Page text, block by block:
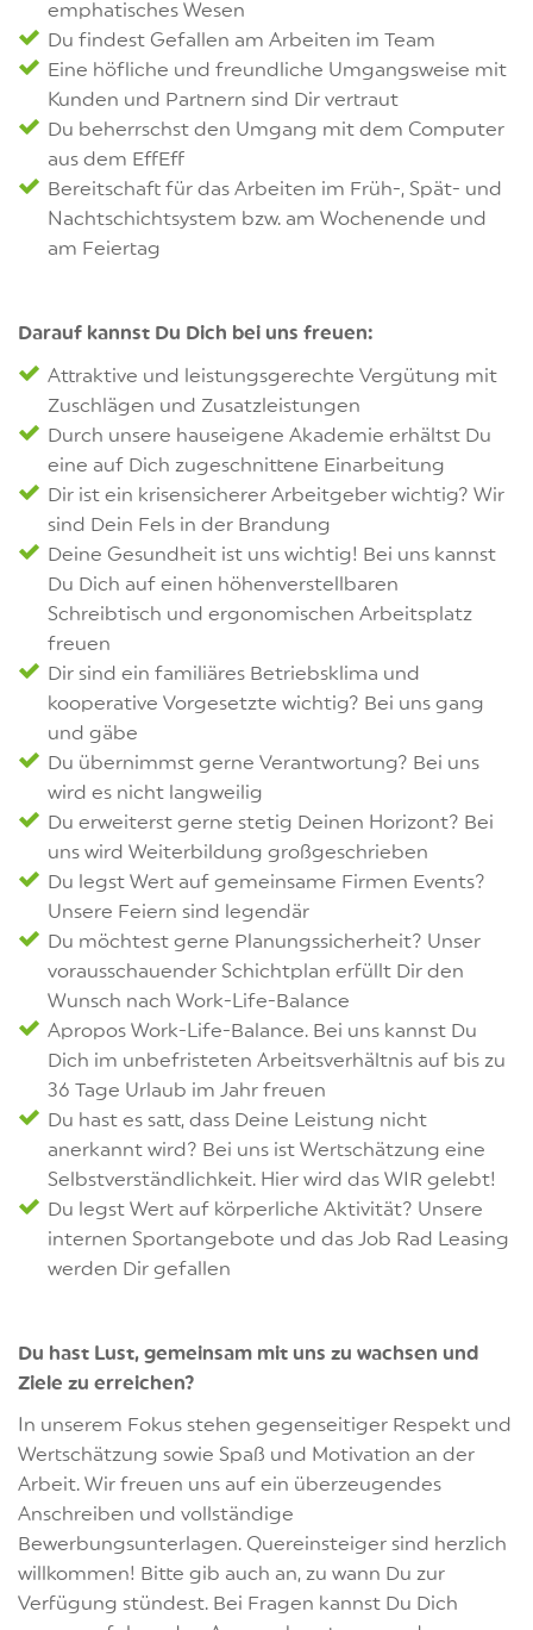
emphatisches Wesen
Du findest Gefallen am Arbeiten im Team
Eine höfliche und freundliche Umgangsweise mit
Kunden und Partnern sind Dir vertraut
Du beherrschst den Umgang mit dem Computer
aus dem EffEff
Bereitschaft für das Arbeiten im Früh-, Spät- und
Nachtschichtsystem bzw. am Wochenende und
am Feiertag
Darauf kannst Du Dich bei uns freuen:
Attraktive und leistungsgerechte Vergütung mit
Zuschlägen und Zusatzleistungen
Durch unsere hauseigene Akademie erhältst Du
eine auf Dich zugeschnittene Einarbeitung
Dir ist ein krisensicherer Arbeitgeber wichtig? Wir
sind Dein Fels in der Brandung
Deine Gesundheit ist uns wichtig! Bei uns kannst
Du Dich auf einen höhenverstellbaren
Schreibtisch und ergonomischen Arbeitsplatz
freuen
Dir sind ein familiäres Betriebsklima und
kooperative Vorgesetzte wichtig? Bei uns gang
und gäbe
Du übernimmst gerne Verantwortung? Bei uns
wird es nicht langweilig
Du erweiterst gerne stetig Deinen Horizont? Bei
uns wird Weiterbildung großgeschrieben
Du legst Wert auf gemeinsame Firmen Events?
Unsere Feiern sind legendär
Du möchtest gerne Planungssicherheit? Unser
vorausschauender Schichtplan erfüllt Dir den
Wunsch nach Work-Life-Balance
Apropos Work-Life-Balance. Bei uns kannst Du
Dich im unbefristeten Arbeitsverhältnis auf bis zu
36 Tage Urlaub im Jahr freuen
Du hast es satt, dass Deine Leistung nicht
anerkannt wird? Bei uns ist Wertschätzung eine
Selbstverständlichkeit. Hier wird das WIR gelebt!
Du legst Wert auf körperliche Aktivität? Unsere
internen Sportangebote und das Job Rad Leasing
werden Dir gefallen
Du hast Lust, gemeinsam mit uns zu wachsen und
Ziele zu erreichen?
In unserem Fokus stehen gegenseitiger Respekt und
Wertschätzung sowie Spaß und Motivation an der
Arbeit. Wir freuen uns auf ein überzeugendes
Anschreiben und vollständige
Bewerbungsunterlagen. Quereinsteiger sind herzlich
willkommen! Bitte gib auch an, zu wann Du zur
Verfügung stündest. Bei Fragen kannst Du Dich